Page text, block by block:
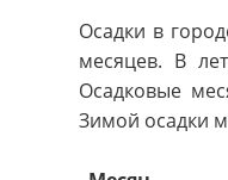
Осадки в
месяцев. В
Осадковые
Зимой осадки